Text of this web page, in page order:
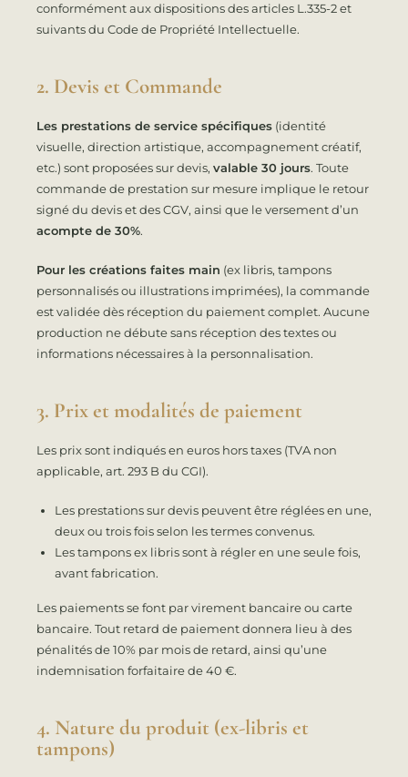
conformément aux dispositions des articles L.335-2 et
suivants du Code de Propriété Intellectuelle.
2. Devis et Commande
Les prestations de service spécifiques (identité
visuelle, direction artistique, accompagnement créatif,
etc.) sont proposées sur devis, valable 30 jours. Toute
commande de prestation sur mesure implique le retour
signé du devis et des CGV, ainsi que le versement d’un
acompte de 30%.
Pour les créations faites main (ex libris, tampons
personnalisés ou illustrations imprimées), la commande
est validée dès réception du paiement complet. Aucune
production ne débute sans réception des textes ou
informations nécessaires à la personnalisation.
3. Prix et modalités de paiement
Les prix sont indiqués en euros hors taxes (TVA non
applicable, art. 293 B du CGI).
Les prestations sur devis peuvent être réglées en une,
deux ou trois fois selon les termes convenus.
Les tampons ex libris sont à régler en une seule fois,
avant fabrication.
Les paiements se font par virement bancaire ou carte
bancaire. Tout retard de paiement donnera lieu à des
pénalités de 10% par mois de retard, ainsi qu’une
indemnisation forfaitaire de 40 €.
4. Nature du produit (ex-libris et
tampons)